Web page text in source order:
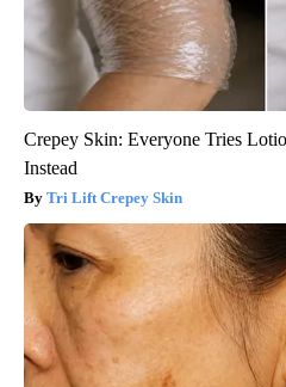
Crepey Skin: Everyone Tries
Instead
Tri Lift Crepey Skin